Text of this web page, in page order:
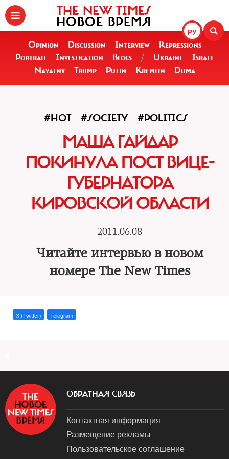
РУ
THE NEW TIMES
НОВОЕ ВРЕМЯ
Opinion Discussion Interview
Repressions
Portrait
Investigation Blogs / Ukraine
Israel
Navalny
Trump Putin Kremlin Duma
#HOT #SOCIETY #POLITICS
МАША ГАЙДАР
ПОКИНУЛА ПОСТ ВИЦЕ-
ГУБЕРНАТОРА
КИРОВСКОЙ ОБЛАСТИ
2011.06.08
Читайте интервью в новом
номере The New Times
X (Twitter) Telegram
ОБРАТНАЯ СВЯЗЬ
Контактная информация
Размещение рекламы
Пользовательское соглашение